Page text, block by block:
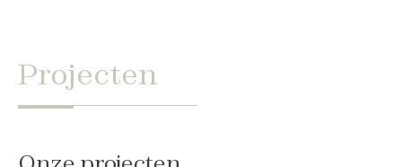
Projecten